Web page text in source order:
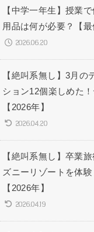
【中学一年生】授業
用品は何が必要？【最
2026.06.20
【絶叫系無し】3月の
ション12個楽しめた
【2026年】
2026.04.20
【絶叫系無し】卒業
ズニーリゾートを体
【2026年】
2026.04.19